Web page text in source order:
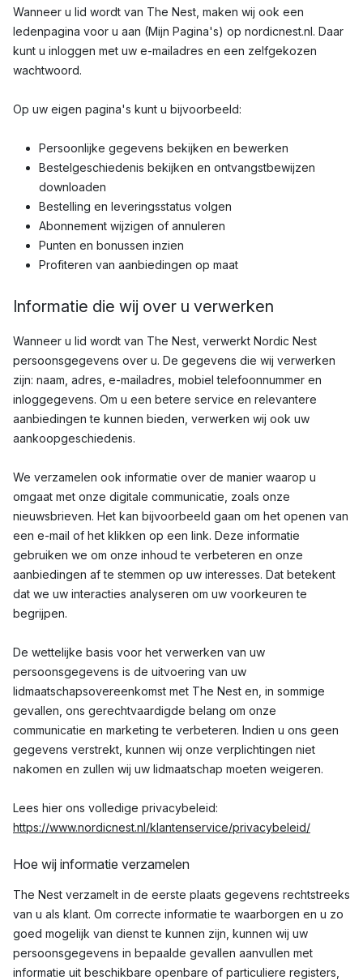
Wanneer u lid wordt van The Nest, maken wij ook een
ledenpagina voor u aan (Mijn Pagina's) op nordicnest.nl. Daar
kunt u inloggen met uw e-mailadres en een zelfgekozen
wachtwoord.
Op uw eigen pagina's kunt u bijvoorbeeld:
Persoonlijke gegevens bekijken en bewerken
Bestelgeschiedenis bekijken en ontvangstbewijzen
downloaden
Bestelling en leveringsstatus volgen
Abonnement wijzigen of annuleren
Punten en bonussen inzien
Profiteren van aanbiedingen op maat
Informatie die wij over u verwerken
Wanneer u lid wordt van The Nest, verwerkt Nordic Nest
persoonsgegevens over u. De gegevens die wij verwerken
zijn: naam, adres, e-mailadres, mobiel telefoonnummer en
inloggegevens. Om u een betere service en relevantere
aanbiedingen te kunnen bieden, verwerken wij ook uw
aankoopgeschiedenis.
We verzamelen ook informatie over de manier waarop u
omgaat met onze digitale communicatie, zoals onze
nieuwsbrieven. Het kan bijvoorbeeld gaan om het openen van
een e-mail of het klikken op een link. Deze informatie
gebruiken we om onze inhoud te verbeteren en onze
aanbiedingen af ​​te stemmen op uw interesses. Dat betekent
dat we uw interacties analyseren om uw voorkeuren te
begrijpen.
De wettelijke basis voor het verwerken van uw
persoonsgegevens is de uitvoering van uw
lidmaatschapsovereenkomst met The Nest en, in sommige
gevallen, ons gerechtvaardigde belang om onze
communicatie en marketing te verbeteren. Indien u ons geen
gegevens verstrekt, kunnen wij onze verplichtingen niet
nakomen en zullen wij uw lidmaatschap moeten weigeren.
Lees hier ons volledige privacybeleid:
https://www.nordicnest.nl/klantenservice/privacybeleid/
Hoe wij informatie verzamelen
The Nest verzamelt in de eerste plaats gegevens rechtstreeks
van u als klant. Om correcte informatie te waarborgen en u zo
goed mogelijk van dienst te kunnen zijn, kunnen wij uw
persoonsgegevens in bepaalde gevallen aanvullen met
informatie uit beschikbare openbare of particuliere registers,